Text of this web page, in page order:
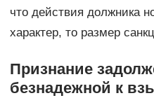
что действия должника
характер, то размер
Признание
безнадежной к